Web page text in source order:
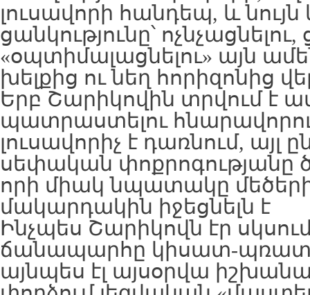
լուսավորի հանդեպ, և
ցանկությունը՝
«օպտիմալացնելու» այն
խելքից ու նեղ հորիզոնից
Երբ Շարիկովին տրվում է
պատրաստելու
լուսավորիչ է դառնում, այլ
սեփական փոքրոգությանը
որի միակ նպատակը
մակարդակին իջեցնելն է
Ինչպես Շարիկովն էր
ճանապարհը կիսատ-պռատ
այնպես էլ այսօրվա